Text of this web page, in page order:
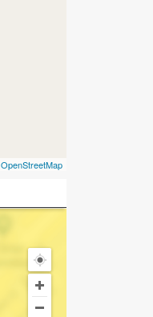
OpenStreetMap